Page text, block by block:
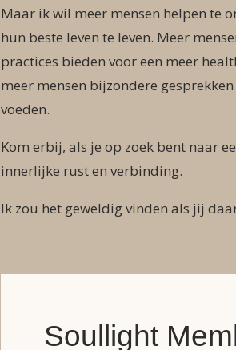
Maar ik wil meer mensen helpen te
hun beste leven te leven. Meer
practices bieden voor een meer
meer mensen bijzondere
voeden.
Kom erbij, als je op zoek bent naar
innerlijke rust en verbinding.
Ik zou het geweldig vinden als jij
Soullight